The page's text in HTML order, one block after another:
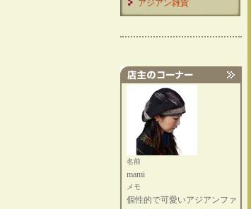
アジアン雑貨
名前
mami
メモ
個性的で可愛いアジアンファ